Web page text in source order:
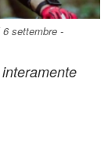
settembre -